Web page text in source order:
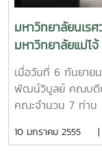
มหาวิทยาลัยนเร
มหาวิทยาลัยแม่โจ้
เมื่อวันที่ 6 กันยาย
พัฒน์วิบูลย์ คณบดีบั
คณะจำนวน 7 ท่าน
วิทยากร รองอธิกา
10 มกราคม